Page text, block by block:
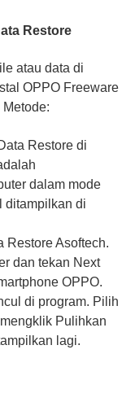
Restore
atau data di
OPPO Freeware
Restore di
dalam mode
ditampilkan di
Restore Asoftech.
dan tekan Next
OPPO.
di program. Pilih
Pulihkan
lagi.